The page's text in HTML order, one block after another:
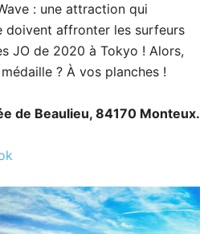
: une attraction qui
doivent affronter les surfeurs
JO de 2020 à Tokyo ! Alors,
? À vos planches !
de Beaulieu, 84170 Monteux.